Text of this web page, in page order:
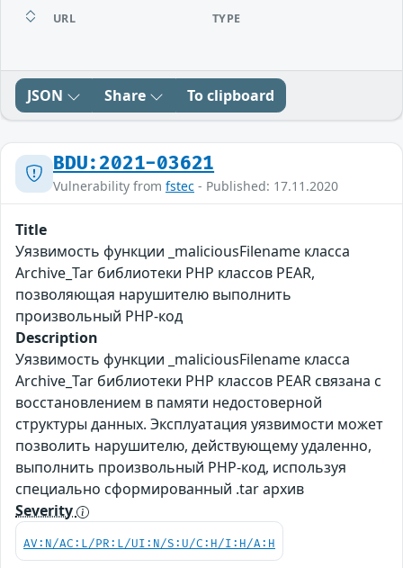
URL TYPE
JSON Share To clipboard
BDU:2021-03621
Vulnerability from fstec - Published: 17.11.2020
Title
Уязвимость функции _maliciousFilename класса
Archive_Tar библиотеки PHP классов PEAR,
позволяющая нарушителю выполнить
произвольный PHP-код
Description
Уязвимость функции _maliciousFilename класса
Archive_Tar библиотеки PHP классов PEAR связана с
восстановлением в памяти недостоверной
структуры данных. Эксплуатация уязвимости может
позволить нарушителю, действующему удаленно,
выполнить произвольный PHP-код, используя
специально сформированный .tar архив
Severity
AV:N/AC:L/PR:L/UI:N/S:U/C:H/I:H/A:H